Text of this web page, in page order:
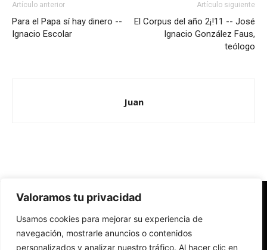
Valoramos tu privacidad
Usamos cookies para mejorar su experiencia de
navegación, mostrarle anuncios o contenidos
personalizados y analizar nuestro tráfico. Al hacer clic en
Artículo anterior
Para el Papa sí hay dinero --
Ignacio Escolar
Artículo siguiente
El Corpus del año 2¡!11 -- José
Ignacio González Faus,
teólogo
Juan
Redes Cristianas
Una mirada alternativa sobre la Iglesia católica y la sociedad
- Colectivos de Redes Cristianas